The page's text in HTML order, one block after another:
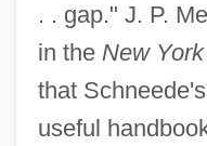
. . gap." J. P.
in the New
that
useful